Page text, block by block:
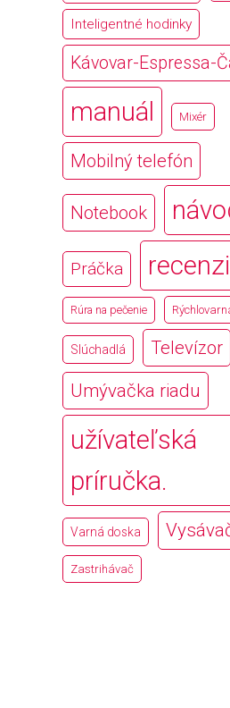
Inteligentné hodinky
Kávovar-Espressa-
manuál Mixér
Mobilný telefón
Notebook
Práčka
Rúra na pečenie
Slúchadlá
Televízor
Umývačka riadu
užívateľská
príručka.
Varná doska
Zastrihávač